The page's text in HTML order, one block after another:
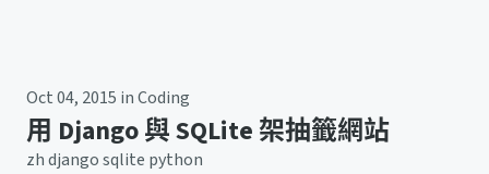
Oct 04, 2015 inCoding
用 Django 與 SQLite 架抽籤網站
zhdjangosqlite python